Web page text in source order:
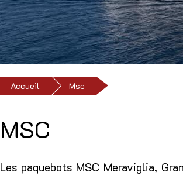
Accueil Msc
MSC
Les paquebots MSC Meraviglia,